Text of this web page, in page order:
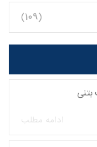
(۱۰۹)
بتنی
ادامه مطلب